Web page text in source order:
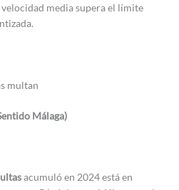
media supera el límite
multan
Málaga)
acumuló en 2024 está en